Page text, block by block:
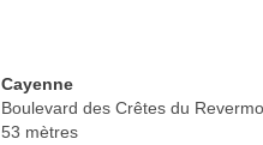
Cayenne
Boulevard des Crêtes du
53 mètres